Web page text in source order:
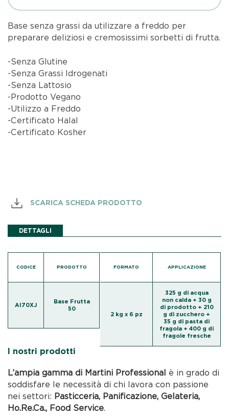
Base senza grassi da utilizzare a freddo per
preparare deliziosi e cremosissimi sorbetti di frutta.
-Senza Glutine
-Senza Grassi Idrogenati
-Senza Lattosio
-Prodotto Vegano
-Utilizzo a Freddo
-Certificato Halal
-Certificato Kosher
SCARICA SCHEDA PRODOTTO
DETTAGLI
CODICE PRODOTTO
AI70XJ
Base Frutta
50
FORMATO APPLICAZIONE
2 kg x 6 pz
325 g di acqua
non calda + 30 g
di prodotto + 210
g di zucchero +
35 g di pasta di
fragola + 400 g di
fragole fresche
I nostri prodotti
L’ampia gamma di Martini Professional è in grado di
soddisfare le necessità di chi lavora con passione
nei settori: Pasticceria, Panificazione, Gelateria,
Ho.Re.Ca., Food Service.